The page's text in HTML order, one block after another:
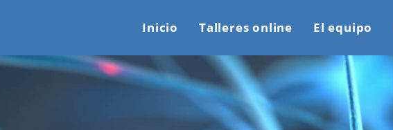
Inicio Talleres online El equipo